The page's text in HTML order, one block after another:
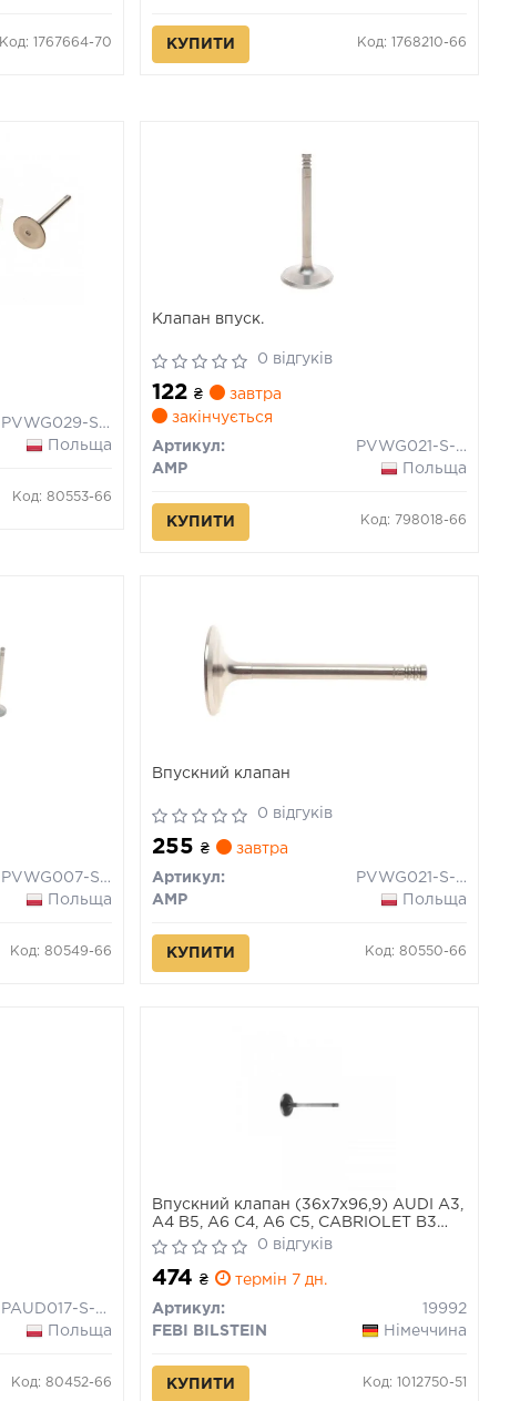
Код: 1767664-70 КУПИТИ Код: 1768210-66
PVWG029-S-0-N
Польща
Код: 80553-66
Клапан впуск.
0 відгуків
122₴
завтра
закінчується
Артикул:
PVWG021-S-0-D
AMP
Польща
КУПИТИ Код: 798018-66
PVWG007-S-0-N
Польща
Код: 80549-66
Впускний клапан
0 відгуків
255₴ завтра
Артикул:
PVWG021-S-0-N
AMP
Польща
КУПИТИ Код: 80550-66
PAUD017-S-0-N
Польща
Код: 80452-66
Впускний клапан (36x7x96,9) AUDI A3,
A4 B5, A6 C4, A6 C5, CABRIOLET B3
SKODA OCTAVIA I VW BORA, BORA I,
CADDY II, GOLF III, GOLF IV, NEW
BEETLE, PASSAT B3/B4, PASSAT B5
0 відгуків
474₴ термін 7 дн.
Артикул:
19992
FEBI BILSTEIN
Німеччина
КУПИТИ Код: 1012750-51